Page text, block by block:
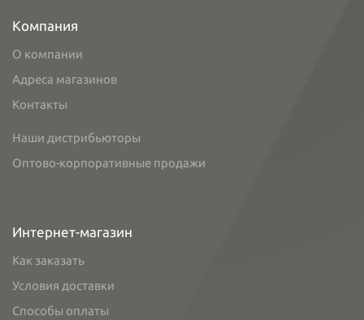
Компания
О компании
Адреса магазинов
Контакты
Наши дистрибьюторы
Оптово-корпоративные продажи
Интернет-магазин
Как заказать
Условия доставки
Способы оплаты